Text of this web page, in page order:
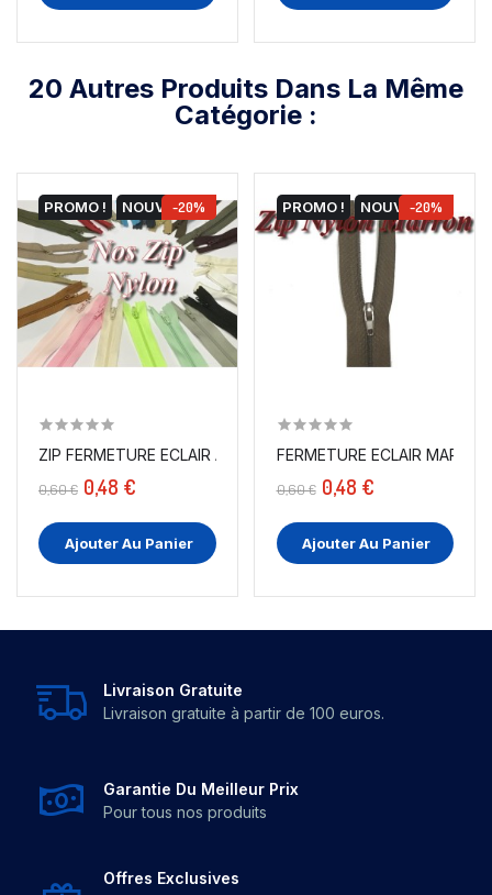
20 Autres Produits Dans La Même
Catégorie :
PROMO ! NOUVEAU
-20%
ZIP FERMETURE ECLAIR A GLISSIÈRE NYLON 20 CM A...
0,60 € 0,48 €
Ajouter Au Panier
PROMO ! NOUVEAU
-20%
FERMETURE ECLAIR
0,60 € 0,48 €
Ajouter Au Panier
Livraison Gratuite
Livraison gratuite à partir de 100 euros.
Garantie Du Meilleur Prix
Pour tous nos produits
Offres Exclusives